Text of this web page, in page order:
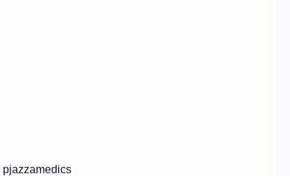
pjazzamedics